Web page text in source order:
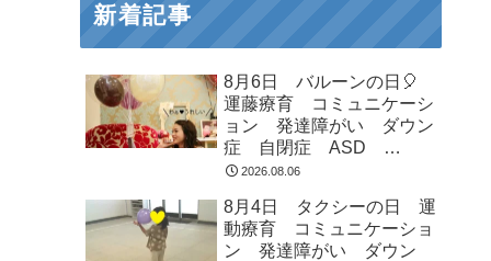
新着記事
8月6日 バルーンの日🎈
運藤療育 コミュニケーシ
ョン 発達障がい ダウン
症 自閉症 ASD
ADHD 児童発達支援 放
市 つくばみらい市 坂東
市 守谷市
2026.08.06
8月4日 タクシーの日 運
動療育 コミュニケーショ
ン 発達障がい ダウン